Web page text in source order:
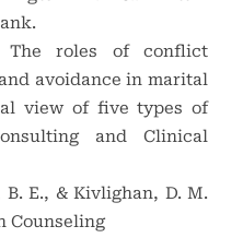
The roles of conflict
avoidance in marital
view of five types of
and Clinical
B. E., & Kivlighan, D. M.
Counseling